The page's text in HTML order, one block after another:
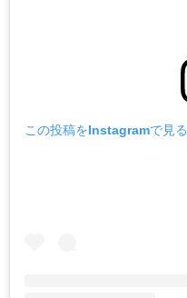
この投稿をInstagramで見る